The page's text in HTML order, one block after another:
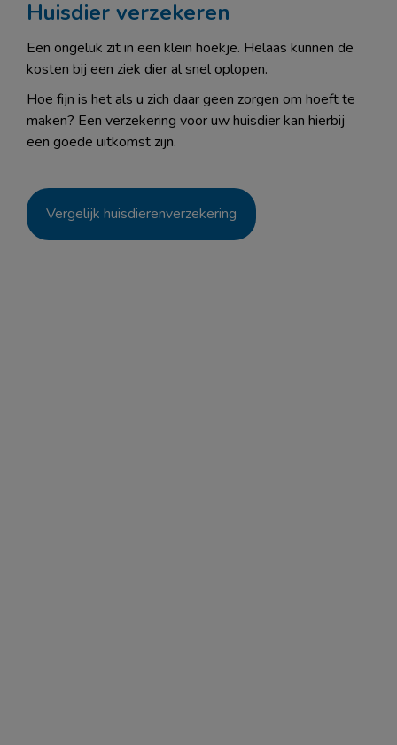
Huisdier verzekeren
Een ongeluk zit in een klein hoekje. Helaas kunnen de
kosten bij een ziek dier al snel oplopen.
Hoe fijn is het als u zich daar geen zorgen om hoeft te
maken? Een verzekering voor uw huisdier kan hierbij
een goede uitkomst zijn.
Vergelijk huisdierenverzekering